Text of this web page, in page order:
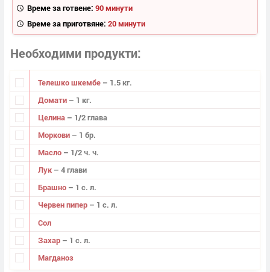
Време за готвене: 90 минути
Време за приготвяне: 20 минути
Необходими продукти
Телешко шкембе – 1.5 кг.
Домати – 1 кг.
Целина – 1/2 глава
Моркови – 1 бр.
Масло – 1/2 ч. ч.
Лук – 4 глави
Брашно – 1 с. л.
Червен пипер – 1 с. л.
Сол
Захар – 1 с. л.
Магданоз